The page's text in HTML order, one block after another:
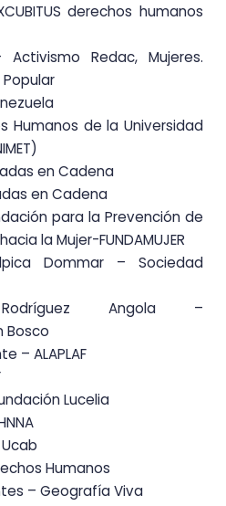
derechos humanos
Redac, Mujeres.
Humanos de la Universidad
en Cadena
en Cadena
para la Prevención de
la Mujer-FUNDAMUJER
Dommar – Sociedad
Rodríguez Angola –
Bosco
– ALAPLAF
Lucelia
Humanos
– Geografía Viva